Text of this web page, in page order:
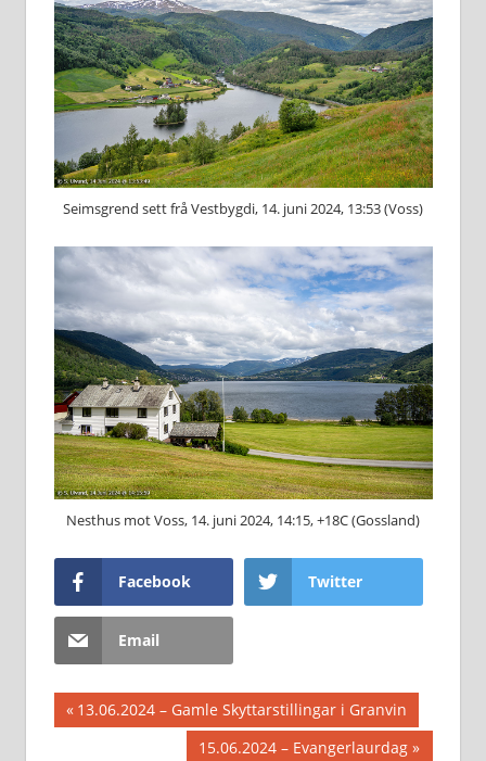
Seimsgrend sett frå Vestbygdi, 14. juni 2024, 13:53 (Voss)
Nesthus mot Voss, 14. juni 2024, 14:15, +18C (Gossland)
Facebook Twitter
Email
Innleggsnavigasjon
Previous
Post:
13.06.2024 – Gamle Skyttarstillingar i Granvin
Next
15.06.2024 – Evangerlaurdag